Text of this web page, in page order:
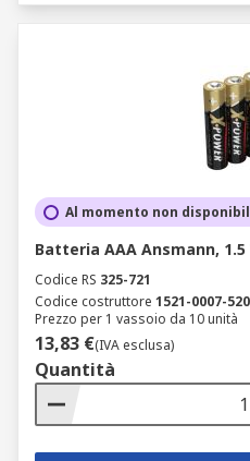
Al momento non
Batteria AAA Ansmann, 1.5
Codice RS 325-721
Codice costruttore 1521-0007-520
Prezzo per 1 vassoio da 10 unità
13,83 €(IVA esclusa)
Quantità